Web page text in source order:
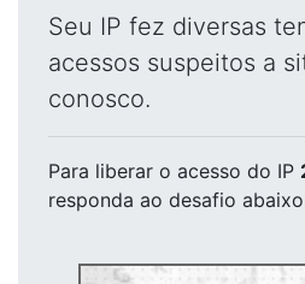
Seu IP fez diversas
acessos suspeitos a
conosco.
Para liberar o acesso do IP
responda ao desafio